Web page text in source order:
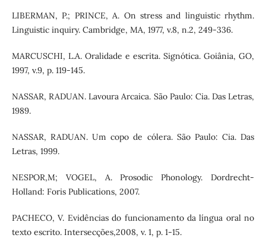
LIBERMAN, P.; PRINCE, A. On stress and linguistic rhythm.
Linguistic inquiry. Cambridge, MA, 1977, v.8, n.2, 249-336.
MARCUSCHI, L.A. Oralidade e escrita. Signótica. Goiânia, GO,
1997, v.9, p. 119-145.
NASSAR, RADUAN. Lavoura Arcaica. São Paulo: Cia. Das Letras,
1989.
NASSAR, RADUAN. Um copo de cólera. São Paulo: Cia. Das
Letras, 1999.
NESPOR,M; VOGEL, A. Prosodic Phonology. Dordrecht-
Holland: Foris Publications, 2007.
PACHECO, V. Evidências do funcionamento da língua oral no
texto escrito. Intersecções,2008, v. 1, p. 1-15.